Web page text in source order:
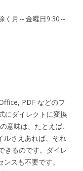
月～金曜日9:30～
PDF などのフ
にダイレクトに変換
意味は、たとえば、
さえあれば、それ
きるのです。ダイレ
スも不要です。